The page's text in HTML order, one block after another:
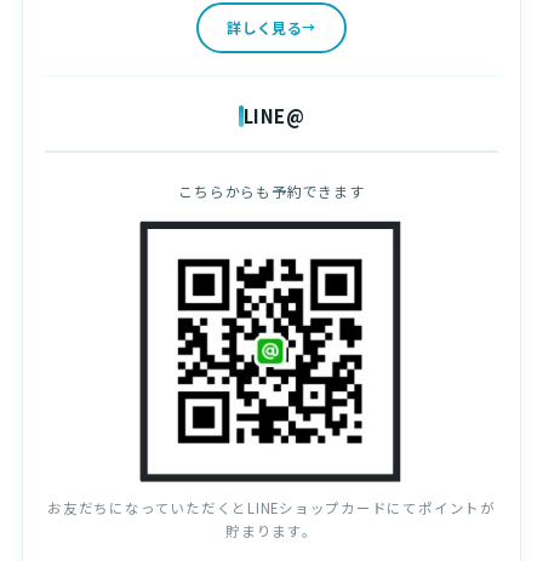
詳しく見る
LINE@
こちらからも予約できます
お友だちになっていただくとLINEショップカードにてポイントが
貯まります。